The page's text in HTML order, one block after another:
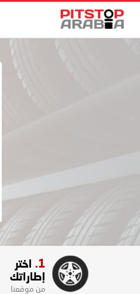
1.
اختر
إطاراتك
من موقعنا